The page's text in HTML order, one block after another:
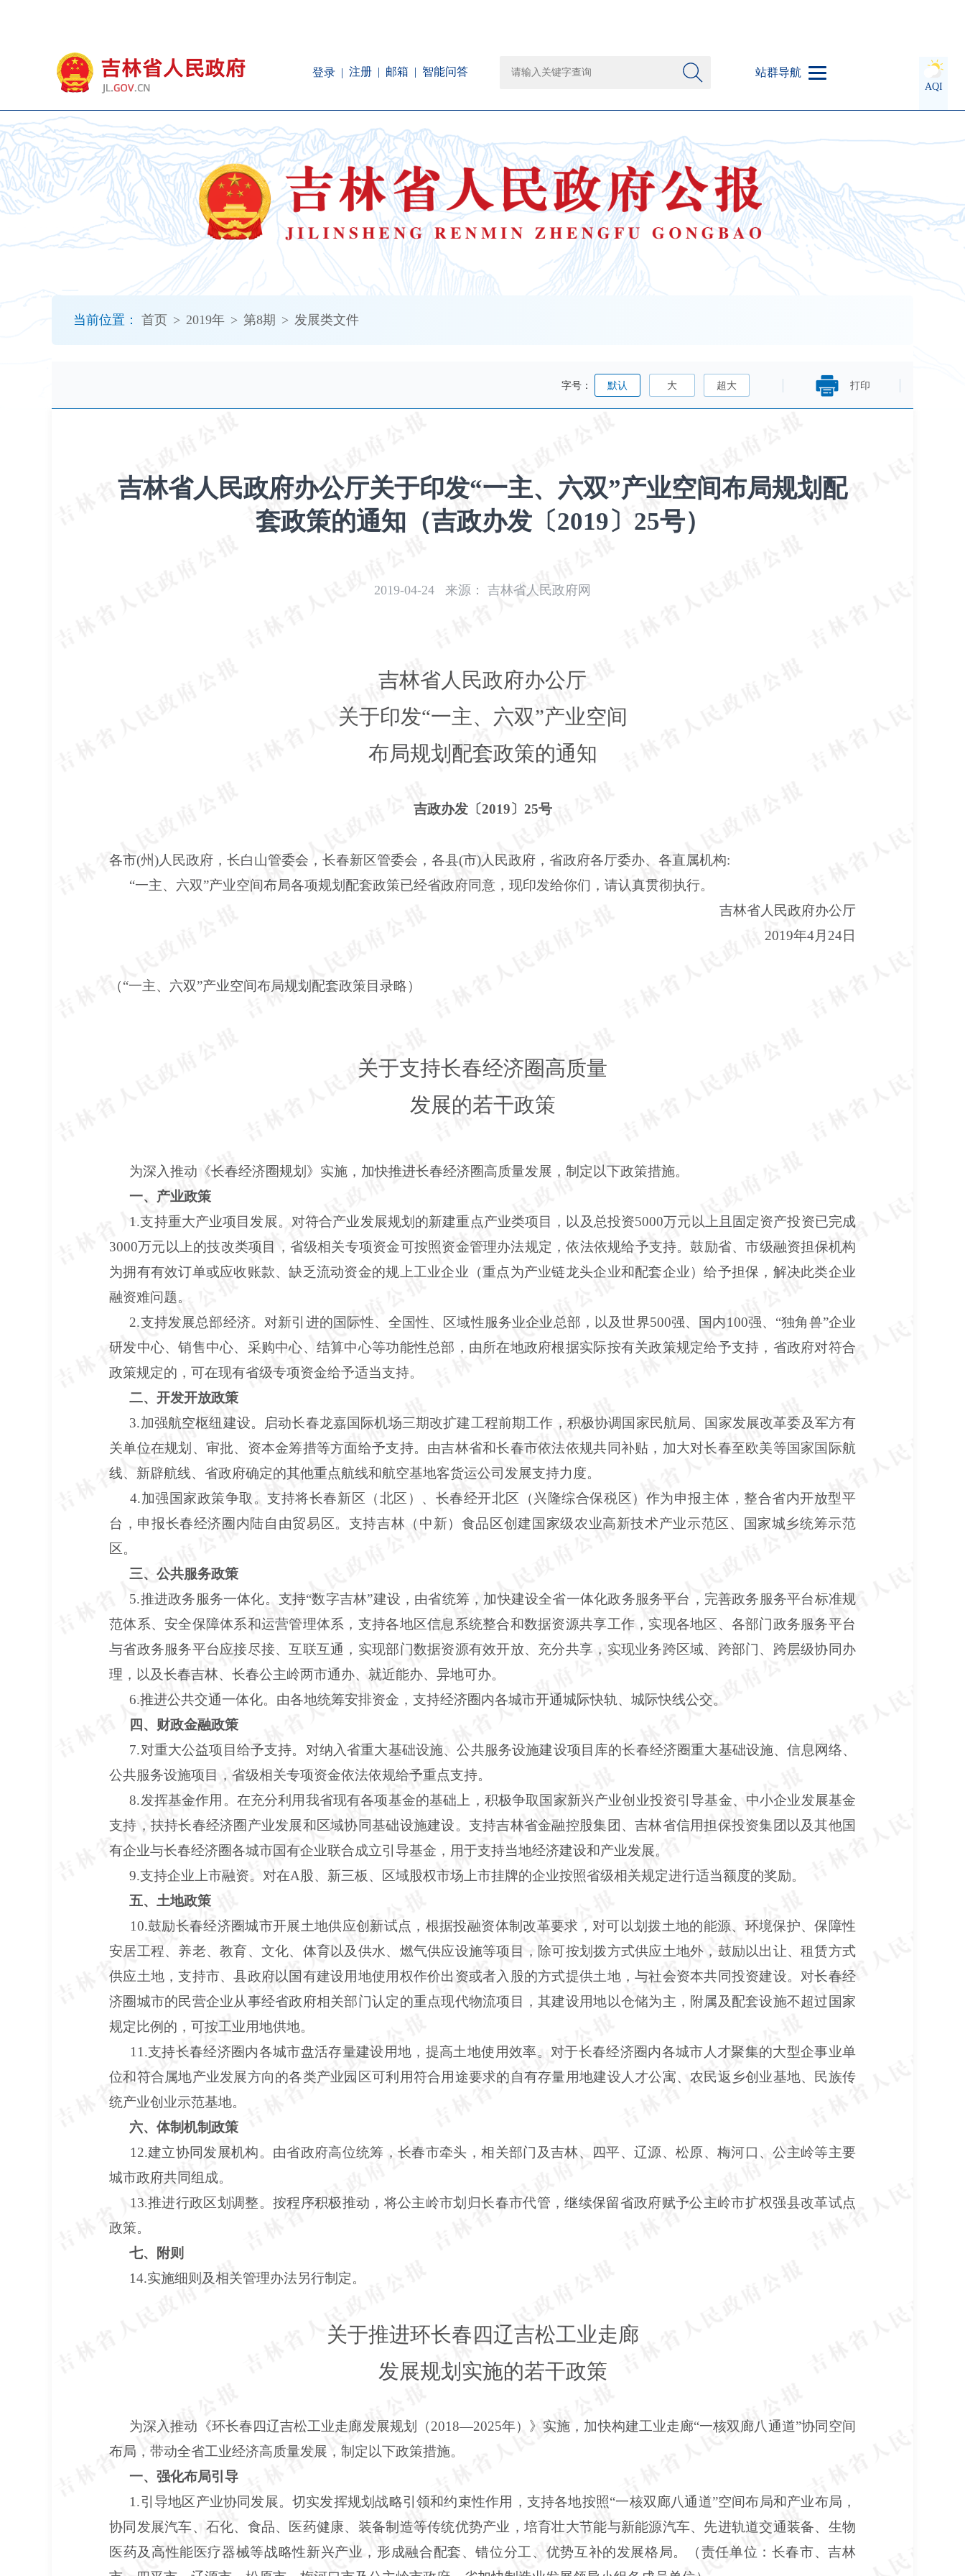
登录 注册 邮箱 智能问答 站群导航
AQI
当前位置： 首页 > 2019年 > 第8期 > 发展类文件
打印
字号： 默认 大 超大
吉林省人民政府办公厅关于印发“一主、六双”产业空间布局规划配
套政策的通知（吉政办发〔2019〕25号）
2019-04-24 来源： 吉林省人民政府网
吉林省人民政府办公厅
关于印发“一主、六双”产业空间
布局规划配套政策的通知
吉政办发〔2019〕25号
各市(州)人民政府，长白山管委会，长春新区管委会，各县(市)人民政府，省政府各厅委办、各直属机构:
“一主、六双”产业空间布局各项规划配套政策已经省政府同意，现印发给你们，请认真贯彻执行。
吉林省人民政府办公厅
2019年4月24日
（“一主、六双”产业空间布局规划配套政策目录略）
关于支持长春经济圈高质量
发展的若干政策
为深入推动《长春经济圈规划》实施，加快推进长春经济圈高质量发展，制定以下政策措施。
一、产业政策
1.支持重大产业项目发展。对符合产业发展规划的新建重点产业类项目，以及总投资5000万元以上且固定资产投资已完成
3000万元以上的技改类项目，省级相关专项资金可按照资金管理办法规定，依法依规给予支持。鼓励省、市级融资担保机构
为拥有有效订单或应收账款、缺乏流动资金的规上工业企业（重点为产业链龙头企业和配套企业）给予担保，解决此类企业
融资难问题。
2.支持发展总部经济。对新引进的国际性、全国性、区域性服务业企业总部，以及世界500强、国内100强、“独角兽”企业
研发中心、销售中心、采购中心、结算中心等功能性总部，由所在地政府根据实际按有关政策规定给予支持，省政府对符合
政策规定的，可在现有省级专项资金给予适当支持。
二、开发开放政策
3.加强航空枢纽建设。启动长春龙嘉国际机场三期改扩建工程前期工作，积极协调国家民航局、国家发展改革委及军方有
关单位在规划、审批、资本金筹措等方面给予支持。由吉林省和长春市依法依规共同补贴，加大对长春至欧美等国家国际航
线、新辟航线、省政府确定的其他重点航线和航空基地客货运公司发展支持力度。
4.加强国家政策争取。支持将长春新区（北区）、长春经开北区（兴隆综合保税区）作为申报主体，整合省内开放型平
台，申报长春经济圈内陆自由贸易区。支持吉林（中新）食品区创建国家级农业高新技术产业示范区、国家城乡统筹示范
区。
三、公共服务政策
5.推进政务服务一体化。支持“数字吉林”建设，由省统筹，加快建设全省一体化政务服务平台，完善政务服务平台标准规
范体系、安全保障体系和运营管理体系，支持各地区信息系统整合和数据资源共享工作，实现各地区、各部门政务服务平台
与省政务服务平台应接尽接、互联互通，实现部门数据资源有效开放、充分共享，实现业务跨区域、跨部门、跨层级协同办
理，以及长春吉林、长春公主岭两市通办、就近能办、异地可办。
6.推进公共交通一体化。由各地统筹安排资金，支持经济圈内各城市开通城际快轨、城际快线公交。
四、财政金融政策
7.对重大公益项目给予支持。对纳入省重大基础设施、公共服务设施建设项目库的长春经济圈重大基础设施、信息网络、
公共服务设施项目，省级相关专项资金依法依规给予重点支持。
8.发挥基金作用。在充分利用我省现有各项基金的基础上，积极争取国家新兴产业创业投资引导基金、中小企业发展基金
支持，扶持长春经济圈产业发展和区域协同基础设施建设。支持吉林省金融控股集团、吉林省信用担保投资集团以及其他国
有企业与长春经济圈各城市国有企业联合成立引导基金，用于支持当地经济建设和产业发展。
9.支持企业上市融资。对在A股、新三板、区域股权市场上市挂牌的企业按照省级相关规定进行适当额度的奖励。
五、土地政策
10.鼓励长春经济圈城市开展土地供应创新试点，根据投融资体制改革要求，对可以划拨土地的能源、环境保护、保障性
安居工程、养老、教育、文化、体育以及供水、燃气供应设施等项目，除可按划拨方式供应土地外，鼓励以出让、租赁方式
供应土地，支持市、县政府以国有建设用地使用权作价出资或者入股的方式提供土地，与社会资本共同投资建设。对长春经
济圈城市的民营企业从事经省政府相关部门认定的重点现代物流项目，其建设用地以仓储为主，附属及配套设施不超过国家
规定比例的，可按工业用地供地。
11.支持长春经济圈内各城市盘活存量建设用地，提高土地使用效率。对于长春经济圈内各城市人才聚集的大型企事业单
位和符合属地产业发展方向的各类产业园区可利用符合用途要求的自有存量用地建设人才公寓、农民返乡创业基地、民族传
统产业创业示范基地。
六、体制机制政策
12.建立协同发展机构。由省政府高位统筹，长春市牵头，相关部门及吉林、四平、辽源、松原、梅河口、公主岭等主要
城市政府共同组成。
13.推进行政区划调整。按程序积极推动，将公主岭市划归长春市代管，继续保留省政府赋予公主岭市扩权强县改革试点
政策。
七、附则
14.实施细则及相关管理办法另行制定。
关于推进环长春四辽吉松工业走廊
发展规划实施的若干政策
为深入推动《环长春四辽吉松工业走廊发展规划（2018—2025年）》实施，加快构建工业走廊“一核双廊八通道”协同空间
布局，带动全省工业经济高质量发展，制定以下政策措施。
一、强化布局引导
1.引导地区产业协同发展。切实发挥规划战略引领和约束性作用，支持各地按照“一核双廊八通道”空间布局和产业布局，
协同发展汽车、石化、食品、医药健康、装备制造等传统优势产业，培育壮大节能与新能源汽车、先进轨道交通装备、生物
医药及高性能医疗器械等战略性新兴产业，形成融合配套、错位分工、优势互补的发展格局。（责任单位：长春市、吉林
障
碍
说
明
页
面,
按
加